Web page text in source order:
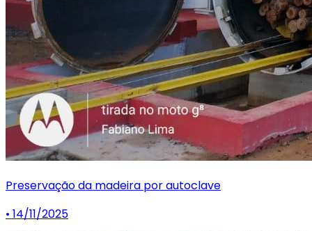
Preservação da madeira por autoclave
• 14/11/2025